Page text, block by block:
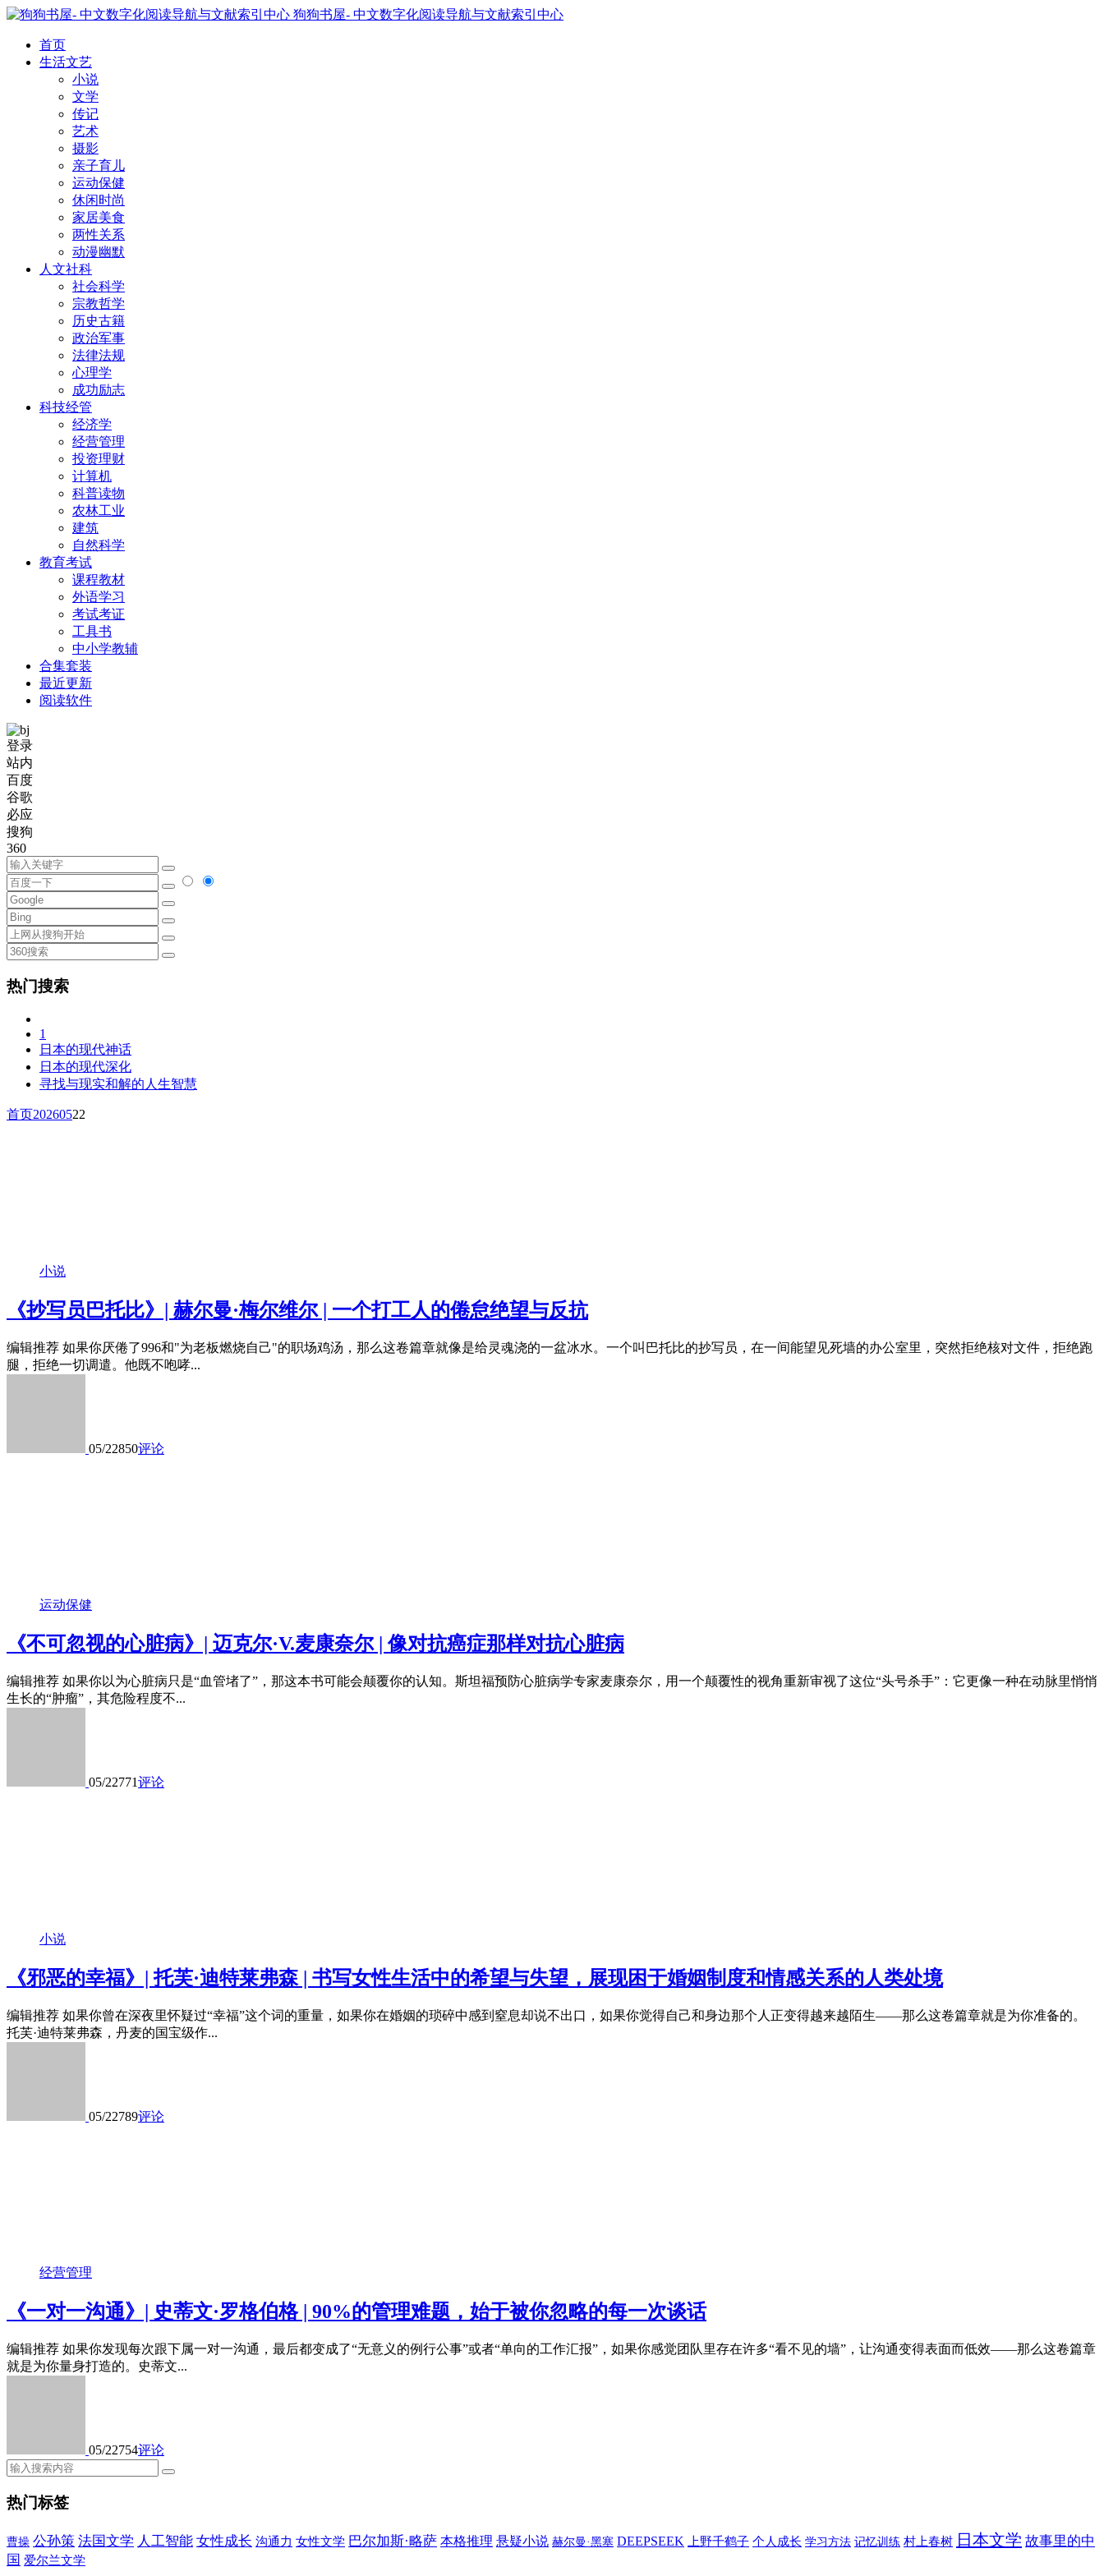
狗狗书屋- 中文数字化阅读导航与文献索引中心
首页
生活文艺
小说
文学
传记
艺术
摄影
亲子育儿
运动保健
休闲时尚
家居美食
两性关系
动漫幽默
人文社科
社会科学
宗教哲学
历史古籍
政治军事
法律法规
心理学
成功励志
科技经管
经济学
经营管理
投资理财
计算机
科普读物
农林工业
建筑
自然科学
教育考试
课程教材
外语学习
考试考证
工具书
中小学教辅
合集套装
最近更新
阅读软件
登录
站内
百度
谷歌
必应
搜狗
360
热门搜索
1
日本的现代神话
日本的现代深化
寻找与现实和解的人生智慧
首页20260522
小说
《抄写员巴托比》| 赫尔曼·梅尔维尔 | 一个打工人的倦怠绝望与反抗
编辑推荐 如果你厌倦了996和"为老板燃烧自己"的职场鸡汤，那么这卷篇章就像是给灵魂浇的一盆冰水。一个叫巴托比的抄写员，在一间能望见死墙的办公室里，突然拒绝核对文件，拒绝跑
腿，拒绝一切调遣。他既不咆哮...
05/22850评论
运动保健
《不可忽视的心脏病》| 迈克尔·V.麦康奈尔 | 像对抗癌症那样对抗心脏病
编辑推荐 如果你以为心脏病只是“血管堵了”，那这本书可能会颠覆你的认知。斯坦福预防心脏病学专家麦康奈尔，用一个颠覆性的视角重新审视了这位“头号杀手”：它更像一种在动脉里悄悄
生长的“肿瘤”，其危险程度不...
05/22771评论
小说
《邪恶的幸福》| 托芙·迪特莱弗森 | 书写女性生活中的希望与失望，展现困于婚姻制度和情感关系的人类处境
编辑推荐 如果你曾在深夜里怀疑过“幸福”这个词的重量，如果你在婚姻的琐碎中感到窒息却说不出口，如果你觉得自己和身边那个人正变得越来越陌生——那么这卷篇章就是为你准备的。
托芙·迪特莱弗森，丹麦的国宝级作...
05/22789评论
经营管理
《一对一沟通》| 史蒂文·罗格伯格 | 90%的管理难题，始于被你忽略的每一次谈话
编辑推荐 如果你发现每次跟下属一对一沟通，最后都变成了“无意义的例行公事”或者“单向的工作汇报”，如果你感觉团队里存在许多“看不见的墙”，让沟通变得表面而低效——那么这卷篇章
就是为你量身打造的。史蒂文...
05/22754评论
热门标签
曹操 公孙策 法国文学 人工智能 女性成长 沟通力 女性文学 巴尔加斯·略萨 本格推理 悬疑小说 赫尔曼·黑塞 DEEPSEEK 上野千鹤子 个人成长 学习方法 记忆训练 村上春树 日本文学 故事里的中
国 爱尔兰文学